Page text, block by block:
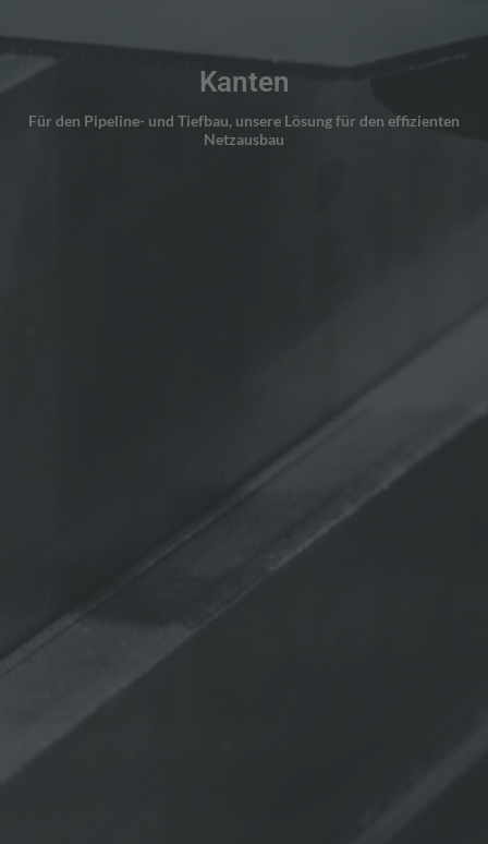
Kanten
Für den Pipeline- und Tiefbau, unsere Lösung für den effizienten
Netzausbau